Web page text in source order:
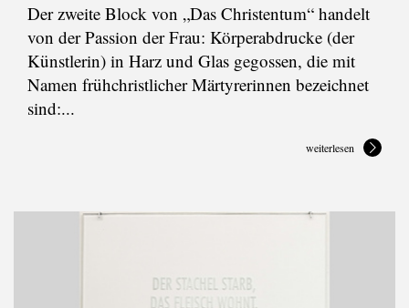
Der zweite Block von „Das Christentum“ handelt
von der Passion der Frau: Körperabdrucke (der
Künstlerin) in Harz und Glas gegossen, die mit
Namen frühchristlicher Märtyrerinnen bezeichnet
sind:...
weiterlesen